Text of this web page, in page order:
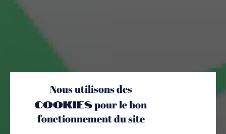
Nous utilisons des
cookiespour le bon
fonctionnement du site